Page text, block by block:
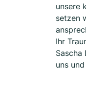
unsere
setzen
Ihr
Sascha
uns